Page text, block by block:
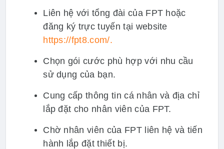
Liên hệ với tổng đài của FPT hoặc
đăng ký trực tuyến tại website
https://fpt8.com/.
Chọn gói cước phù hợp với nhu cầu
sử dụng của bạn.
Cung cấp thông tin cá nhân và địa chỉ
lắp đặt cho nhân viên của FPT.
Chờ nhân viên của FPT liên hệ và tiến
hành lắp đặt thiết bị.